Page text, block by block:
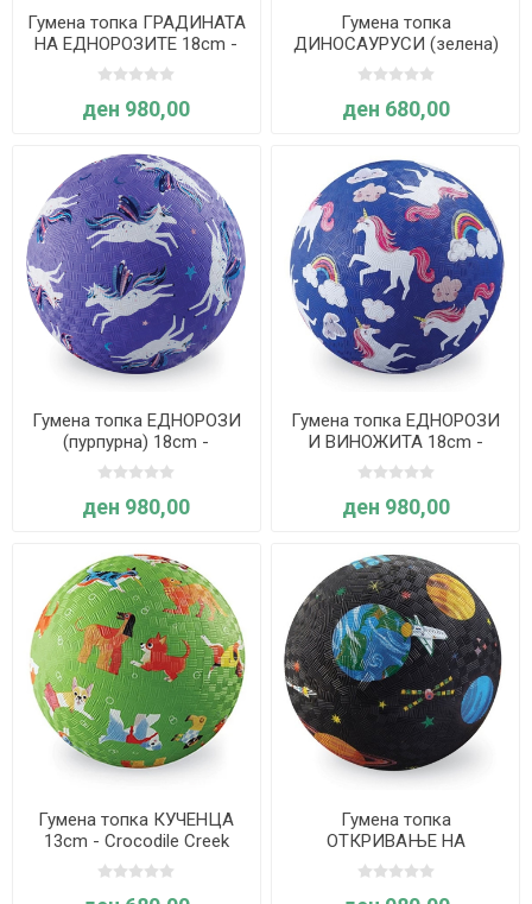
Гумена топка ГРАДИНАТА
НА ЕДНОРОЗИТЕ 18cm -
Crocodile Creek
ден 980,00
Гумена топка
ДИНОСАУРУСИ (зелена)
13cm - Crocodile Creek
ден 680,00
Гумена топка ЕДНОРОЗИ
(пурпурна) 18cm -
Crocodile Creek
ден 980,00
Гумена топка ЕДНОРОЗИ
И ВИНОЖИТА 18cm -
Crocodile Creek
ден 980,00
Гумена топка КУЧЕНЦА
13cm - Crocodile Creek
Гумена топка
ОТКРИВАЊЕ НА
ВСЕЛЕНАТА 18cm -
Crocodile Creek